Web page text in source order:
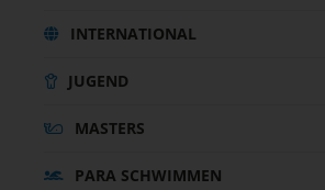
INTERNATIONAL
JUGEND
MASTERS
PARA SCHWIMMEN